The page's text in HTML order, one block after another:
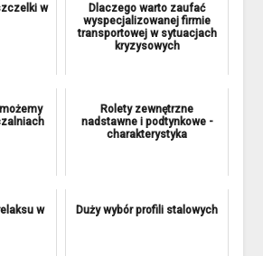
w
Dlaczego warto zaufać
wyspecjalizowanej firmie
transportowej w sytuacjach
kryzysowych
Rolety zewnętrzne
nadstawne i podtynkowe -
charakterystyka
w
Duży wybór profili stalowych